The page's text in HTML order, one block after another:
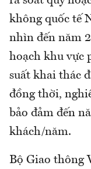
không quốc tế
nhìn đến năm
hoạch khu vực
suất khai thác
đồng thời,
bảo đảm đến
khách/năm.
Bộ Giao thông